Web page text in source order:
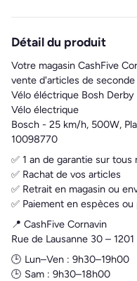
Détail du produit
Votre magasin CashFive
vente d'articles de
Vélo éléctrique Bosh Derby
Vélo électrique
Bosch - 25 km/h, 500W,
10098770
✅ 1 an de garantie sur tous
✅ Rachat de vos articles
✅ Retrait en magasin ou
✅ Paiement en espèces
📍 CashFive Cornavin
Rue de Lausanne 30 –
🕒 Lun–Ven : 9h30–19h00
🕒 Sam : 9h30–18h00